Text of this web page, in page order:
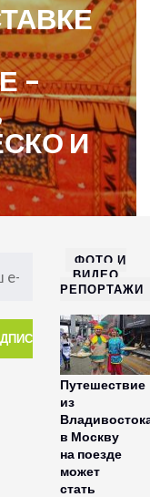
–
И
ФОТО И
ВИДЕО
РЕПОРТАЖИ
Путешествие
из
в Москву
на поезде
может
стать